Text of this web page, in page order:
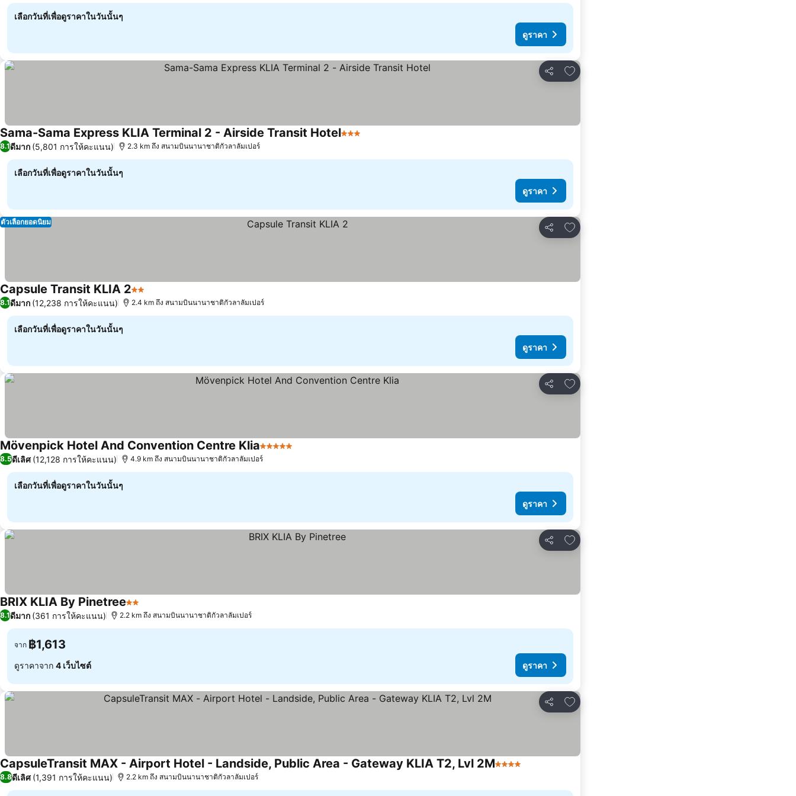
เลือกวันที่เพื่อดูราคาในวันนั้นๆ
ดูราคา
แชร์
เพิ่มในรายการโปรด
Sama-Sama Express KLIA Terminal 2 - Airside Transit Hotel3 ดาว
8.1ดีมาก (5,801 การให้คะแนน) 2.3 km ถึง สนามบินนานาชาติกัวลาลัมเปอร์
เลือกวันที่เพื่อดูราคาในวันนั้นๆ
ดูราคา
แชร์
เพิ่มในรายการโปรด
ตัวเลือกยอดนิยม
Capsule Transit KLIA 22 ดาว
8.1ดีมาก (12,238 การให้คะแนน) 2.4 km ถึง สนามบินนานาชาติกัวลาลัมเปอร์
เลือกวันที่เพื่อดูราคาในวันนั้นๆ
ดูราคา
แชร์
เพิ่มในรายการโปรด
Mövenpick Hotel And Convention Centre Klia5 ดาว
8.5ดีเลิศ (12,128 การให้คะแนน) 4.9 km ถึง สนามบินนานาชาติกัวลาลัมเปอร์
เลือกวันที่เพื่อดูราคาในวันนั้นๆ
ดูราคา
แชร์
เพิ่มในรายการโปรด
BRIX KLIA By Pinetree2 ดาว
8.1ดีมาก (361 การให้คะแนน) 2.2 km ถึง สนามบินนานาชาติกัวลาลัมเปอร์
จาก ฿1,613
ดูราคาจาก 4 เว็บไซต์ ดูราคา
แชร์
เพิ่มในรายการโปรด
CapsuleTransit MAX - Airport Hotel - Landside, Public Area - Gateway KLIA T2, Lvl 2M4 ดาว
8.8ดีเลิศ (1,391 การให้คะแนน) 2.2 km ถึง สนามบินนานาชาติกัวลาลัมเปอร์